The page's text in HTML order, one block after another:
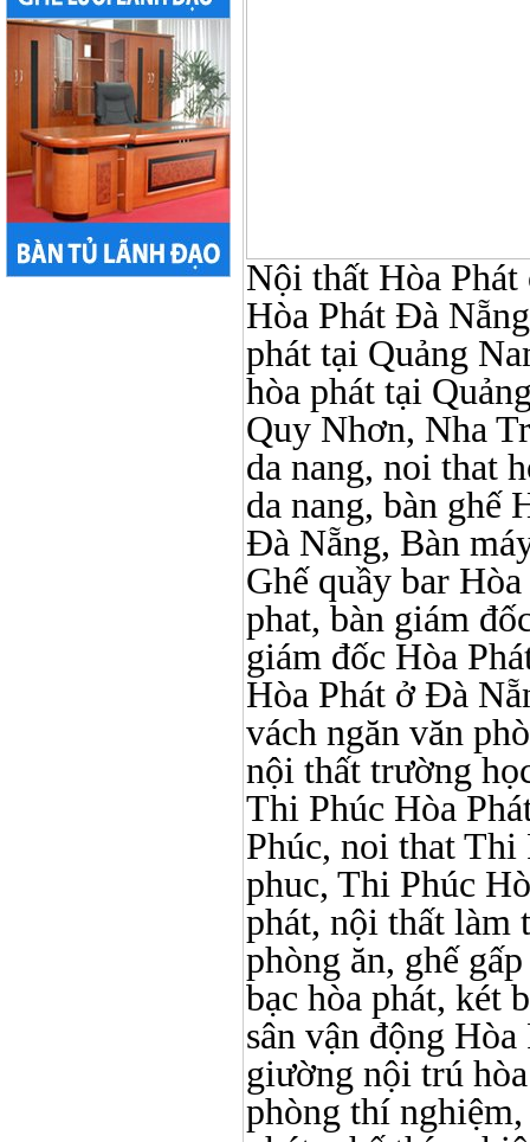
Nội thất Hòa
Hòa Phát Đà
phát tại Quảng
hòa phát tại
Quy Nhơn, Nha
da nang, noi that
da nang, bàn ghế
Đà Nẵng, Bàn
Ghế quầy bar
phat, bàn giám
giám đốc Hòa
Hòa Phát ở Đà
vách ngăn văn
nội thất trường
Thi Phúc Hòa
Phúc, noi that
phuc, Thi Phúc
phát, nội thất làm
phòng ăn, ghế
bạc hòa phát, két
sân vận động
giường nội trú
phòng thí